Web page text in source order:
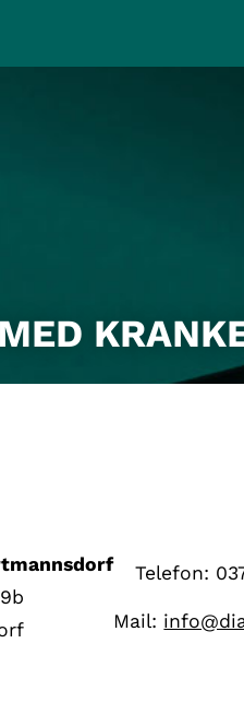
Telefon:
Mail: